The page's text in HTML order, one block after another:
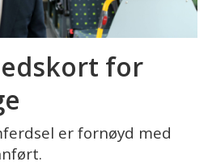
for
er fornøyd med